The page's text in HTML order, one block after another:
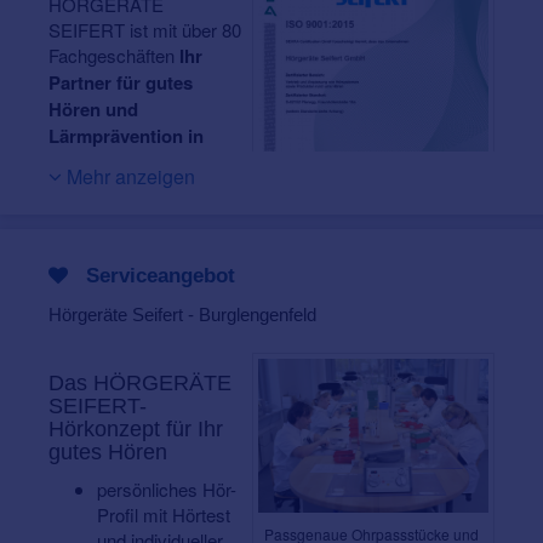
SEIFERT ist mit über 80
Fachgeschäften Ihr
Partner für gutes
Hören und
Lärmprävention in
Bereits seit 1962
Fachkenntnis und
großem
Einfühlungsvermögen für bestmöglichen Hör-Erfolg und
Ihr Gehör ist bei uns in besten Händen!
Denn für
unsere qualifizierten Hörakustikerinnen und
Hörakustiker stehen Sie mit Ihren ganz persönlichen
Wünsche und Anforderungen immer im Mittelpunkt. So
schaffen wir mit unserer großen Expertise und dem
Einsatz modernster Mess- und Anpassverfahren die
optimale Hörlösung für Sie – und eine verbesserte
Mehr anzeigen
Serviceangebot
Hörgeräte Seifert - Burglengenfeld
Passgenaue Ohrpassstücke und
Das HÖRGERÄTE
SEIFERT-
Hörkonzept für Ihr
gutes Hören
persönliches Hör-
Profil mit Hörtest